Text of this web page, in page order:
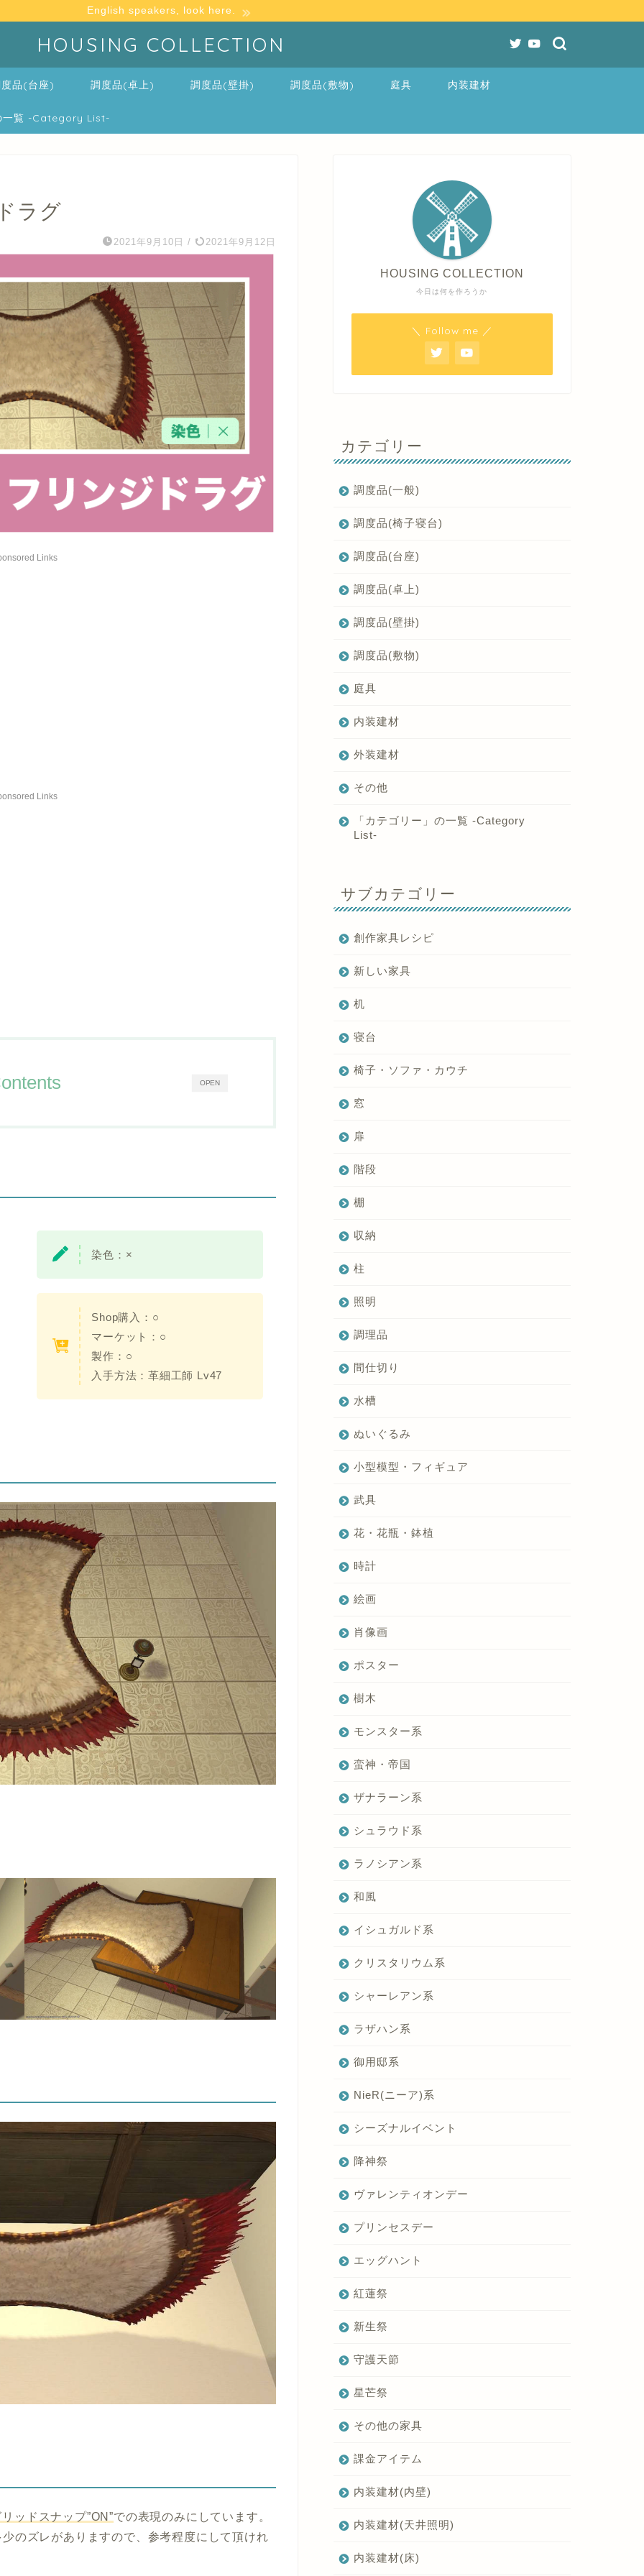
English speakers, look here.
HOUSING COLLECTION
品(台座) 調度品(卓上) 調度品(壁掛) 調度品(敷物) 庭具 内装建材
一覧 -Category List-
ラグ
2021年9月10日 / 2021年9月12日
Links
Links
OPEN
染色： ×
Shop購入： ○
マーケット：○
製作：○
入手方法：革細工師 Lv47
ッドスナップ”ON”での表現のみにしています。
のズレがありますので、参考程度にして頂けれ
今日は何を作ろうか
HOUSING COLLECTION
＼ Follow me ／
カテゴリー
調度品(一般)
調度品(椅子寝台)
調度品(台座)
調度品(卓上)
調度品(壁掛)
調度品(敷物)
庭具
内装建材
外装建材
その他
「カテゴリー」の一覧 -Category
List-
サブカテゴリー
創作家具レシピ
新しい家具
机
寝台
椅子・ソファ・カウチ
窓
扉
階段
棚
収納
柱
照明
調理品
間仕切り
水槽
ぬいぐるみ
小型模型・フィギュア
武具
花・花瓶・鉢植
時計
絵画
肖像画
ポスター
樹木
モンスター系
蛮神・帝国
ザナラーン系
シュラウド系
ラノシアン系
和風
イシュガルド系
クリスタリウム系
シャーレアン系
ラザハン系
御用邸系
NieR(ニーア)系
シーズナルイベント
降神祭
ヴァレンティオンデー
プリンセスデー
エッグハント
紅蓮祭
新生祭
守護天節
星芒祭
その他の家具
課金アイテム
内装建材(内壁)
内装建材(天井照明)
内装建材(床)